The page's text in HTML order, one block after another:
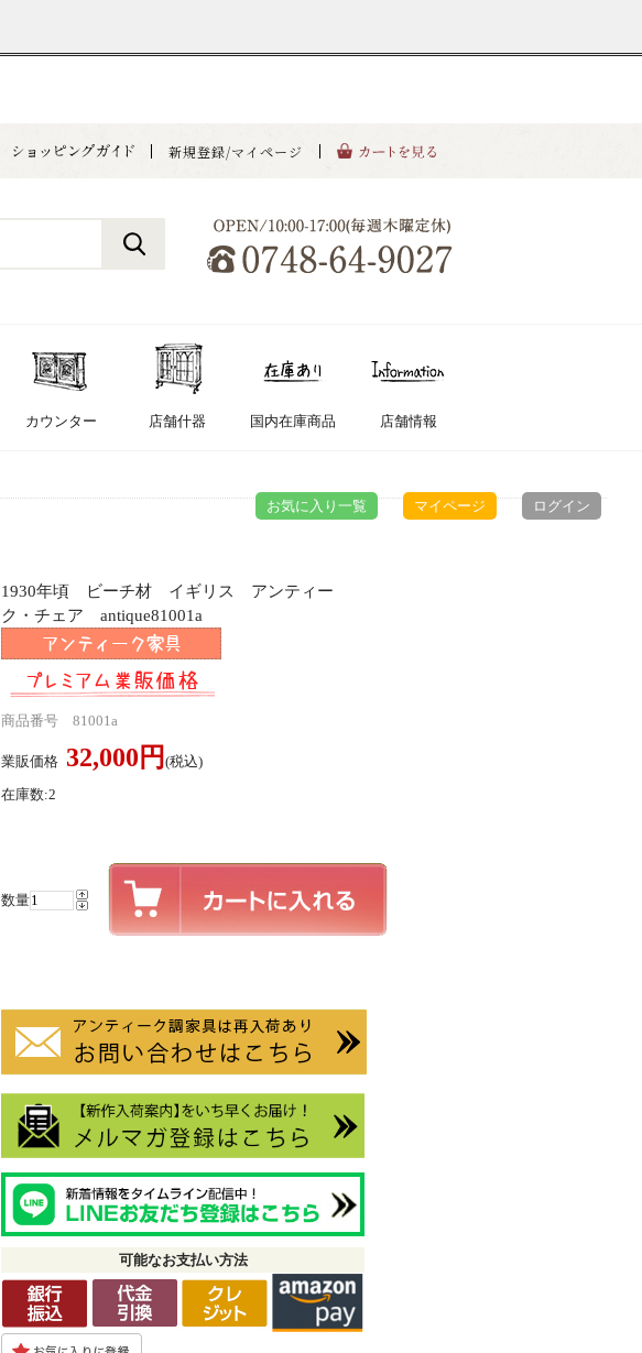
お気に入り一覧 マイページ ログイン
1930年頃 ビーチ材 イギリス アンティー
ク・チェア antique81001a
商品番号 81001a
業販価格 32,000円 (税込)
在庫数:2
数量
可能なお支払い方法